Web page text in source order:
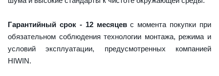
Гарантийный срок - 12 месяцевс момента покупки при
обязательном соблюдения технологии монтажа, режима и
условий эксплуатации, предусмотренных компанией
HIWIN.